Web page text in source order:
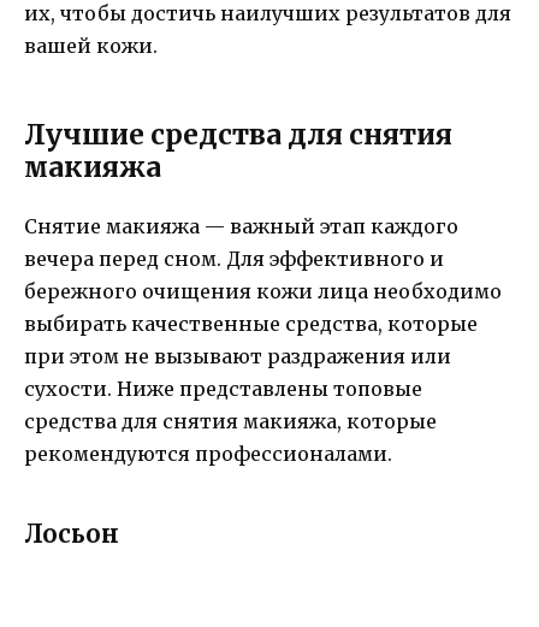
их, чтобы достичь наилучших результатов для
вашей кожи.
Лучшие средства для снятия
макияжа
Снятие макияжа — важный этап каждого
вечера перед сном. Для эффективного и
бережного очищения кожи лица необходимо
выбирать качественные средства, которые
при этом не вызывают раздражения или
сухости. Ниже представлены топовые
средства для снятия макияжа, которые
рекомендуются профессионалами.
Лосьон